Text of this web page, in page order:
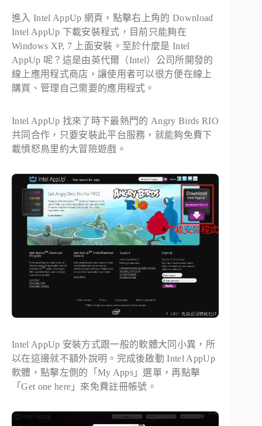
進入 Intel AppUp 網頁，點擊右上角的 Download
Intel AppUp 下載安裝程式，目前只能夠在
Windows XP, 7 上面安裝。至於什麼是 Intel
AppUp 呢？這是由英代爾（Intel）公司所開發的
線上應用程式商店，讓使用者可以很方便在線上
購買、管理自己需要的應用程式。
Intel AppUp 找來了時下最熱門的 Angry Birds RIO
共同合作，只要安裝此平台服務，就能夠免費下
載憤怒鳥里約大冒險遊戲。
Intel AppUp 安裝方式跟一般的軟體大同小異，所
以在這邊就不額外說明。完成後啟動 Intel AppUp
軟體，點擊左側的「My Apps」選單，再點擊
「Get one here」來免費註冊帳號。